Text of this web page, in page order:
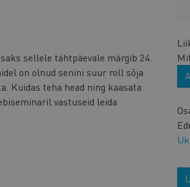
sellele tähtpäevale märgib 24.
on olnud senini suur roll sõja
Kuidas teha head ning kaasata
vastuseid leida